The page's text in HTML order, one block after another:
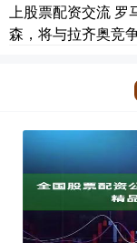
上股票配资交流 罗
森，将与拉齐奥竞